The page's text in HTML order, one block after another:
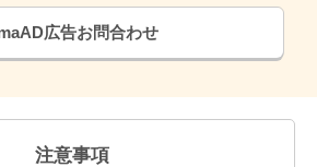
広告お問合わせ
注意事項